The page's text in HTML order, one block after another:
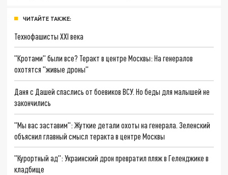
ЧИТАЙТЕ ТАКЖЕ:
Технофашисты XXI века
"Кротами" были все? Теракт в центре Москвы: На генералов
охотятся "живые дроны"
Даня с Дашей спаслись от боевиков ВСУ. Но беды для малышей не
закончились
"Мы вас заставим": Жуткие детали охоты на генерала. Зеленский
объяснил главный смысл теракта в центре Москвы
"Курортный ад": Украинский дрон превратил пляж в Геленджике в
кладбище